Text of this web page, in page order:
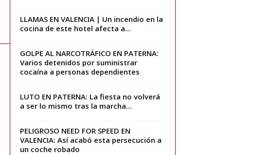
LLAMAS EN VALENCIA | Un incendio en la
cocina de este hotel afecta a...
GOLPE AL NARCOTRÁFICO EN PATERNA:
Varios detenidos por suministrar
cocaína a personas dependientes
LUTO EN PATERNA: La fiesta no volverá
a ser lo mismo tras la marcha...
PELIGROSO NEED FOR SPEED EN
VALENCIA: Así acabó esta persecución a
un coche robado